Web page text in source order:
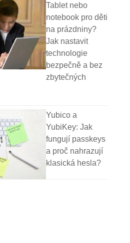
Tablet nebo
notebook pro děti
na prázdniny?
Jak nastavit
technologie
bezpečně a bez
zbytečných
Yubico a
YubiKey: Jak
fungují passkeys
a proč nahrazují
klasická hesla?